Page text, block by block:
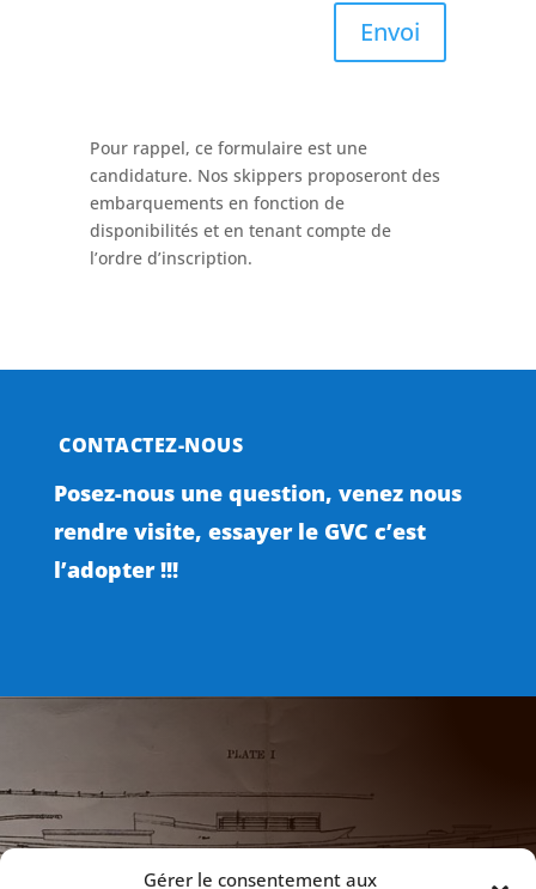
Gérer le consentement aux
Envoi
Pour rappel, ce formulaire est une
candidature. Nos skippers proposeront des
embarquements en fonction de
disponibilités et en tenant compte de
l’ordre d’inscription.
CONTACTEZ-NOUS
Posez-nous une question, venez nous
rendre visite, essayer le GVC c’est
l’adopter !!!
NOTRE ADRESSE